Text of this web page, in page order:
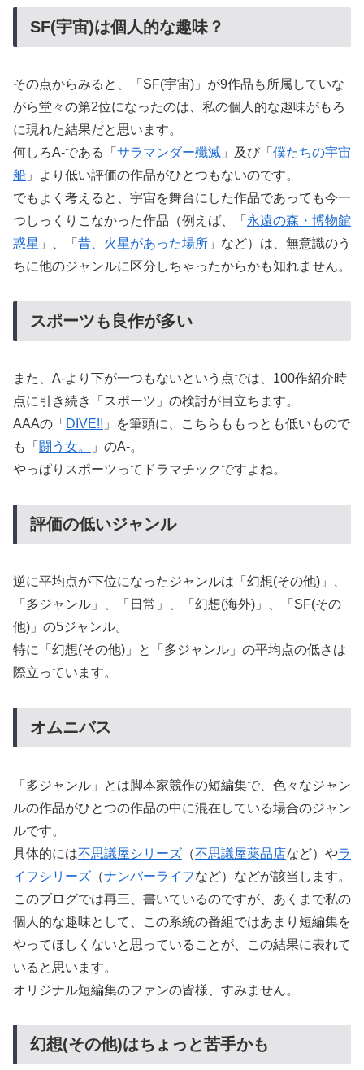
SF(宇宙)は個人的な趣味？
その点からみると、「SF(宇宙)」が9作品も所属していな
がら堂々の第2位になったのは、私の個人的な趣味がもろ
に現れた結果だと思います。
何しろA-である「 サラマンダー殲滅 」及び「 僕たちの宇宙
船 」より低い評価の作品がひとつもないのです。
でもよく考えると、宇宙を舞台にした作品であっても今一
つしっくりこなかった作品（例えば、「 永遠の森・博物館
惑星 」、「 昔、火星があった場所 」など）は、無意識のう
ちに他のジャンルに区分しちゃったからかも知れません。
スポーツも良作が多い
また、A-より下が一つもないという点では、100作紹介時
点に引き続き「スポーツ」の検討が目立ちます。
AAAの「 DIVE!! 」を筆頭に、こちらももっとも低いもので
も「 闘う女。
」のA-。
やっぱりスポーツってドラマチックですよね。
評価の低いジャンル
逆に平均点が下位になったジャンルは「幻想(その他)」、
「多ジャンル」、「日常」、「幻想(海外)」、「SF(その
他)」の5ジャンル。
特に「幻想(その他)」と「多ジャンル」の平均点の低さは
際立っています。
オムニバス
「多ジャンル」とは脚本家競作の短編集で、色々なジャン
ルの作品がひとつの作品の中に混在している場合のジャン
ルです。
具体的には不思議屋シリーズ （不思議屋薬品店など）やラ
イフシリーズ （ナンバーライフなど）などが該当します。
このブログでは再三、書いているのですが、あくまで私の
個人的な趣味として、この系統の番組ではあまり短編集を
やってほしくないと思っていることが、この結果に表れて
いると思います。
オリジナル短編集のファンの皆様、すみません。
幻想(その他)はちょっと苦手かも